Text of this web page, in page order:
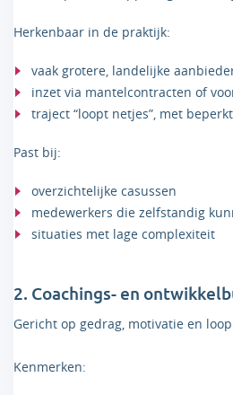
Herkenbaar in de praktijk:
vaak grotere, landelijke
inzet via mantelcontracten of
traject “loopt netjes”, met
Past bij:
overzichtelijke casussen
medewerkers die zelfstandig
situaties met lage complexiteit
2. Coachings- en
Gericht op gedrag, motivatie en
Kenmerken: